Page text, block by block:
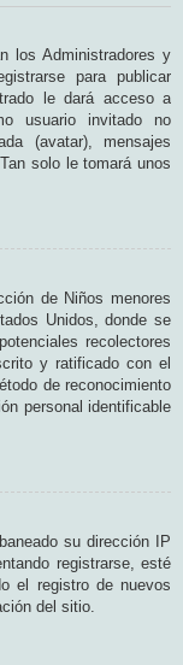
los Administradores y
para publicar
le dará acceso a
usuario invitado no
(avatar), mensajes
solo le tomará unos
de Niños menores
Unidos, donde se
recolectores
y ratificado con el
de reconocimiento
personal identificable
su dirección IP
registrarse, esté
el registro de nuevos
del sitio.